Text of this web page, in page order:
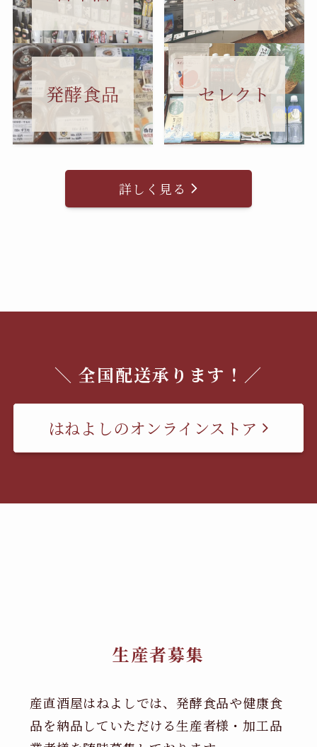
発酵食品 セレクト
詳しく見る
＼ 全国配送承ります！／
はねよしのオンラインストア
生産者募集
産直酒屋はねよしでは、発酵食品や健康食
品を納品していただける生産者様・加工品